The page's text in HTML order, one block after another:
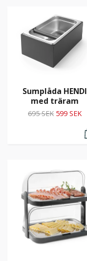
Sumplåda HENDI
med träram
695 SEK 599 SEK